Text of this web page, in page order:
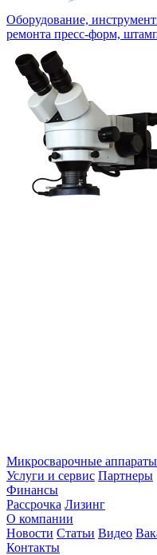
Оборудование,
ремонта пресс-форм,
Микросварочные аппараты
Услуги и сервис Партнеры
Финансы
Рассрочка Лизинг
О компании
Новости Статьи Видео
Контакты